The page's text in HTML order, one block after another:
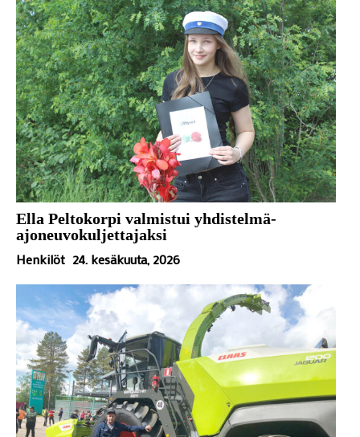
Ella Peltokorpi valmistui yhdistelmä-
ajoneuvokuljettajaksi
Henkilöt 24. kesäkuuta, 2026